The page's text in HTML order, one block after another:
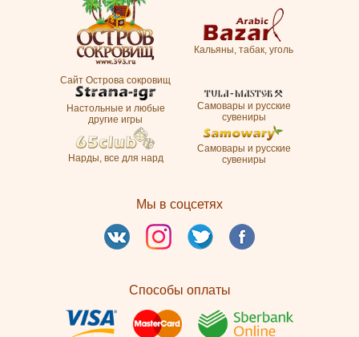
Сайт Острова сокровищ
Кальяны, табак, уголь
Настольные и любые
другие игры
Самовары и русские
сувениры
Нарды, все для нард
Самовары и русские
сувениры
Мы в соцсетях
Способы оплаты